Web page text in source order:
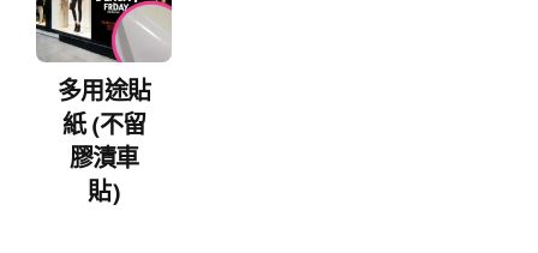
多用途貼
紙 (不留
膠漬車
貼)